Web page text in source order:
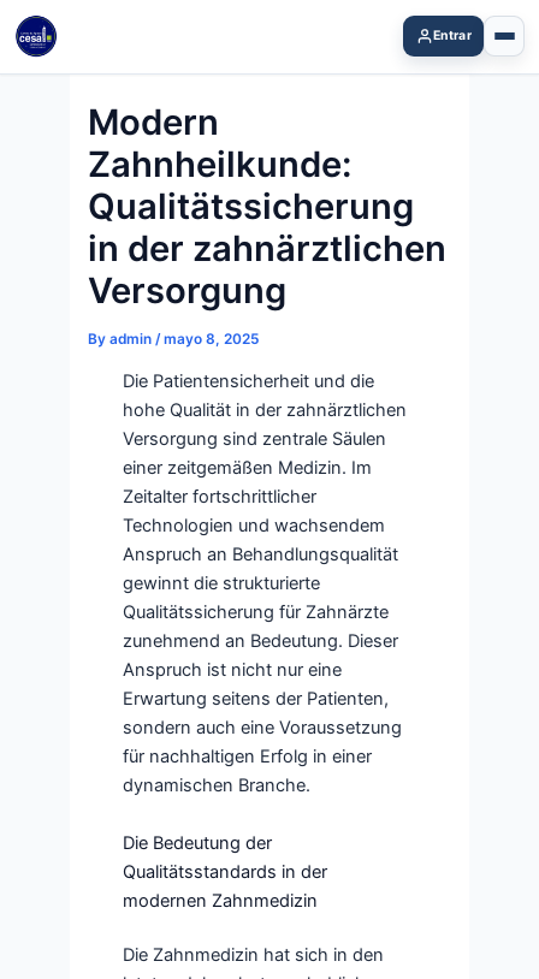
Skip
content
Entrar
Modern
Zahnheilkunde:
Qualitätssicherung
in der zahnärztlichen
Versorgung
By admin /mayo 8, 2025
Die Patientensicherheit und die
hohe Qualität in der zahnärztlichen
Versorgung sind zentrale Säulen
einer zeitgemäßen Medizin. Im
Zeitalter fortschrittlicher
Technologien und wachsendem
Anspruch an Behandlungsqualität
gewinnt die strukturierte
Qualitätssicherung für Zahnärzte
zunehmend an Bedeutung. Dieser
Anspruch ist nicht nur eine
Erwartung seitens der Patienten,
sondern auch eine Voraussetzung
für nachhaltigen Erfolg in einer
dynamischen Branche.
Die Bedeutung der
Qualitätsstandards in der
modernen Zahnmedizin
Die Zahnmedizin hat sich in den